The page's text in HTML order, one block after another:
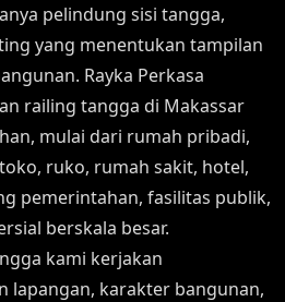
pelindung sisi tangga,
yang menentukan tampilan
Rayka Perkasa
railing tangga di Makassar
mulai dari rumah pribadi,
ruko, rumah sakit, hotel,
pemerintahan, fasilitas publik,
berskala besar.
kami kerjakan
lapangan, karakter bangunan,